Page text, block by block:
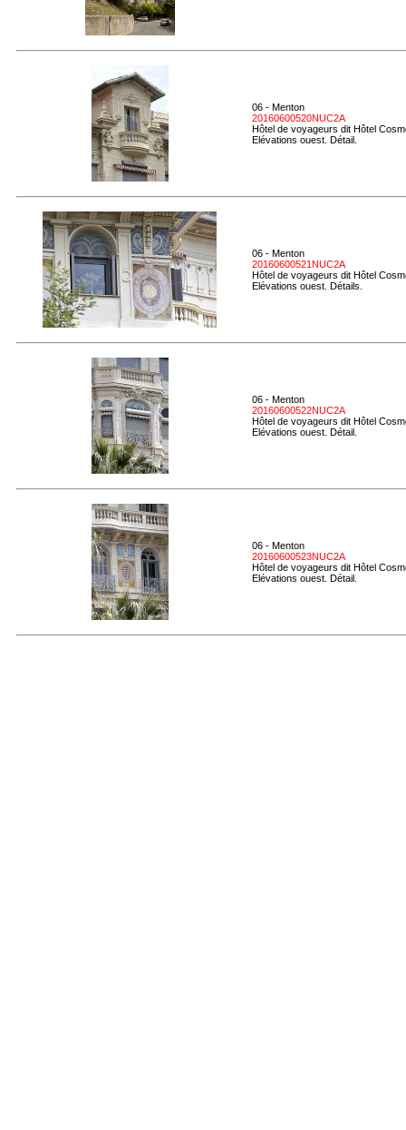
06 - Menton
20160600520NUC2A
Hôtel de voyageurs dit Hôtel
Elévations ouest. Détail.
06 - Menton
20160600521NUC2A
Hôtel de voyageurs dit Hôtel
Elévations ouest. Détails.
06 - Menton
20160600522NUC2A
Hôtel de voyageurs dit Hôtel
Elévations ouest. Détail.
06 - Menton
20160600523NUC2A
Hôtel de voyageurs dit Hôtel
Elévations ouest. Détail.